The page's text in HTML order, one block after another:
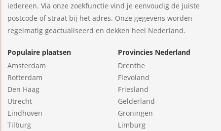
iedereen. Via onze zoekfunctie vind je eenvoudig de juiste
postcode of straat bij het adres. Onze gegevens worden
regelmatig geactualiseerd en dekken heel Nederland.
Populaire plaatsen
Amsterdam
Rotterdam
Den Haag
Utrecht
Eindhoven
Tilburg
Provincies Nederland
Drenthe
Flevoland
Friesland
Gelderland
Groningen
Limburg